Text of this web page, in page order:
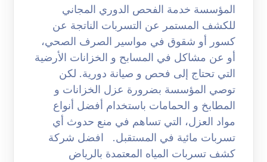
المؤسسة خدمة الفحص الدوري المجاني
للكشف المستمر عن التسربات الناتجة عن
كسور أو شقوق في مواسير الصرف الصحي،
أو عن مشاكل في المسابح و الخزانات الأرضية
التي تحتاج إلى فحص و صيانة دورية. لكن
توصي المؤسسة بضرورة عزل الخزانات و
المطابخ و الحمامات باستخدام أفضل أنواع
مواد العزل، التي تساهم في منع حدوث أي
تسربات مائية في المستقبل. افضل شركة
كشف تسربات المياه المعتمدة بالرياض